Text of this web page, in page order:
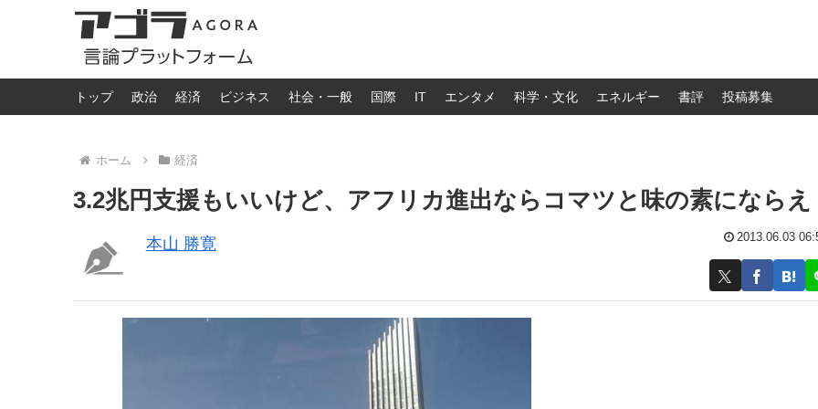
トップ 政治 経済 ビジネス 社会・一般 国際 IT エンタメ 科学・文化 エネルギー 書評 投稿募集
ホーム 経済
3.2兆円支援もいいけど、アフリカ進出ならコマツと味の素にならえ
本山 勝寛 2013.06.03